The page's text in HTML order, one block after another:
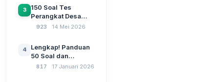
SPP Pencairan
Dana Desa
3
150 Soal Tes
Perangkat Desa
2026: Administrasi
Kebangsaan, dan
Komputer Beserta
Jawaban Paling
923 14 Mei 2026
4
Lengkap! Panduan
50 Soal dan
Jawaban Tes
817 17 Januari 2026